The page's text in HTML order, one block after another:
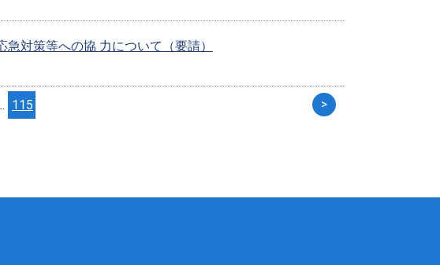
対策等への協 力について（要請）
115 >